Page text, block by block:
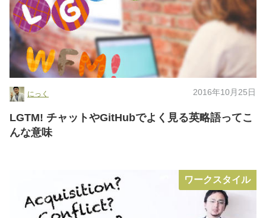
にっく 2016年10月25日
LGTM! チャットやGitHubでよく見る英略語ってこ
んな意味
ワークスタイル